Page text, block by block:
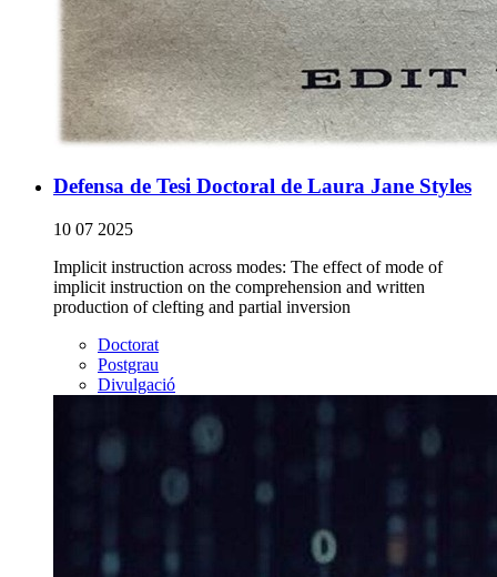
Defensa de Tesi Doctoral de Laura Jane Styles
10 07 2025
Implicit instruction across modes: The effect of mode of
implicit instruction on the comprehension and written
production of clefting and partial inversion
Doctorat
Postgrau
Divulgació